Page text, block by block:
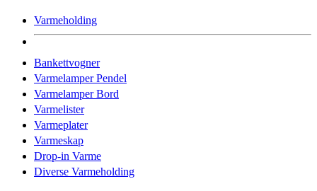
Varmeholding
Bankettvogner
Varmelamper Pendel
Varmelamper Bord
Varmelister
Varmeplater
Varmeskap
Drop-in Varme
Diverse Varmeholding